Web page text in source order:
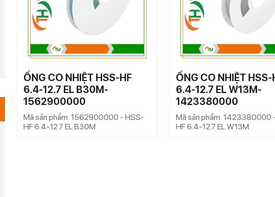
ỐNG CO NHIỆT HSS-HF
6.4-12.7 EL B30M-
1562900000
Mã sản phẩm: 1562900000 - HSS-
HF 6.4-12.7 EL B30M
ỐNG CO NHIỆT HSS-
6.4-12.7 EL W13M-
1423380000
Mã sản phẩm: 1423380000
HF 6.4-12.7 EL W13M